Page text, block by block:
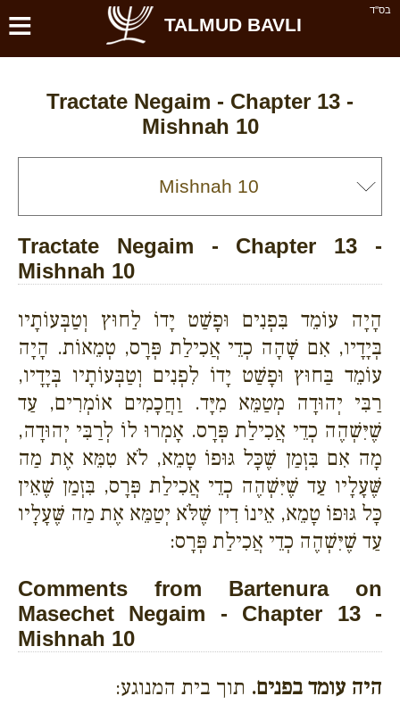
בס''ד ≡ TALMUD BAVLI
Tractate Negaim - Chapter 13 -
Mishnah 10
Tractate Negaim - Chapter 13 -
Mishnah 10
הָיָה עוֹמֵד בִּפְנִים וּפָשַׁט יָדוֹ לַחוּץ וְטַבְּעוֹתָיו
בְּיָדָיו, אִם שָׁהָה כְדֵי אֲכִילַת פְּרָס, טְמֵאוֹת. הָיָה
עוֹמֵד בַּחוּץ וּפָשַׁט יָדוֹ לִפְנִים וְטַבְּעוֹתָיו בְּיָדָיו,
רַבִּי יְהוּדָה מְטַמֵּא מִיָּד. וַחֲכָמִים אוֹמְרִים, עַד
שֶׁיִּשְׁהֶה כְדֵי אֲכִילַת פְּרָס. אָמְרוּ לוֹ לְרַבִּי יְהוּדָה,
מָה אִם בִּזְמַן שֶׁכָּל גּוּפוֹ טָמֵא, לֹא טִמֵּא אֶת מַה
שֶּׁעָלָיו עַד שֶׁיִּשְׁהֶה כְדֵי אֲכִילַת פְּרָס, בִּזְמַן שֶׁאֵין
כָּל גּוּפוֹ טָמֵא, אֵינוֹ דִין שֶׁלֹּא יְטַמֵּא אֶת מַה שֶּׁעָלָיו
עַד שֶׁיִּשְׁהֶה כְדֵי אֲכִילַת פְּרָס:
Comments from Bartenura on
Masechet Negaim - Chapter 13 -
Mishnah 10
היה עומד בפנים. תוך בית המנוגע: